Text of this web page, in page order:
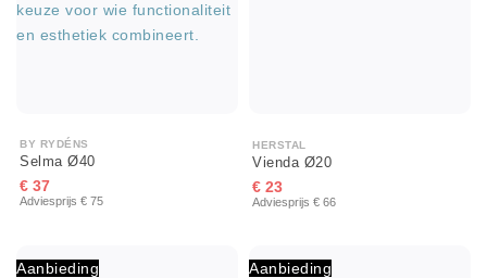
BY RYDÉNS
Selma Ø40
€ 37
Adviesprijs € 75
HERSTAL
Vienda Ø20
€ 23
Adviesprijs € 66
Aanbieding Aanbieding